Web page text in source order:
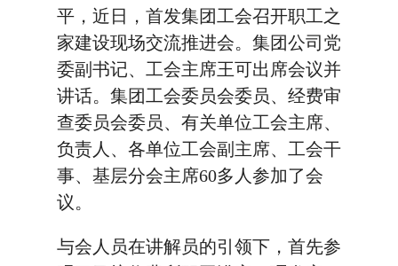
平，近日，首发集团工会召开职工之
家建设现场交流推进会。集团公司党
委副书记、工会主席王可出席会议并
讲话。集团工会委员会委员、经费审
查委员会委员、有关单位工会主席、
负责人、各单位工会副主席、工会干
事、基层分会主席60多人参加了会
议。
与会人员在讲解员的引领下，首先参